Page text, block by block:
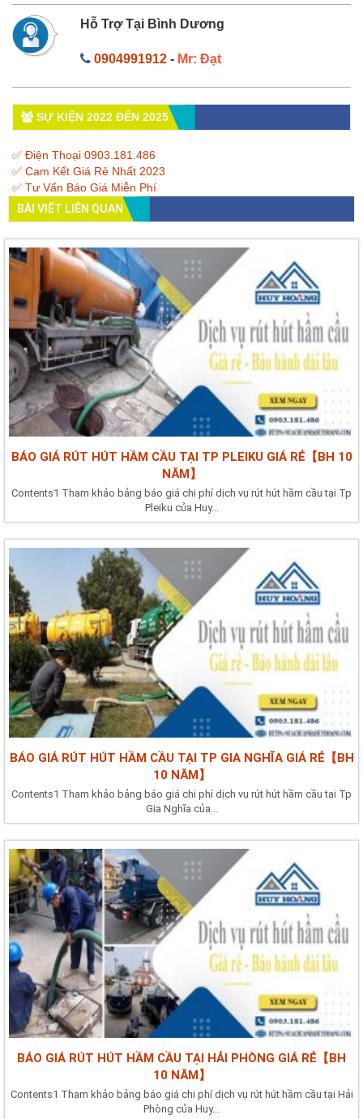
Hỗ Trợ Tại Bình Dương
0904991912- Mr: Đạt
SỰ KIỆN 2022 ĐẾN 2025
✅ Điện Thoại 0903.181.486
✅ Cam Kết Giá Rẻ Nhất 2023
✅ Tư Vấn Báo Giá Miễn Phí
BÀI VIẾT LIÊN QUAN
BÁO GIÁ RÚT HÚT HẦM CẦU TẠI TP PLEIKU GIÁ RẺ【BH 10
NĂM】
Contents1 Tham khảo bảng báo giá chi phí dịch vụ rút hút hầm cầu tại Tp
Pleiku của Huy...
BÁO GIÁ RÚT HÚT HẦM CẦU TẠI TP GIA NGHĨA GIÁ RẺ【BH
10 NĂM】
Contents1 Tham khảo bảng báo giá chi phí dịch vụ rút hút hầm cầu tại Tp
Gia Nghĩa của...
BÁO GIÁ RÚT HÚT HẦM CẦU TẠI HẢI PHÒNG GIÁ RẺ【BH
10 NĂM】
Contents1 Tham khảo bảng báo giá chi phí dịch vụ rút hút hầm cầu tại Hải
Phòng của Huy...